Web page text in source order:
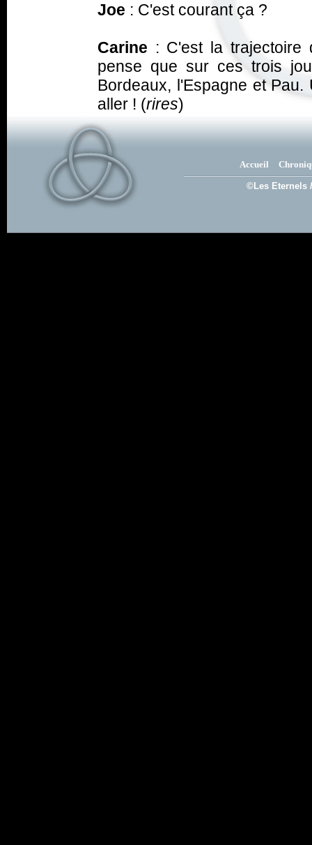
Joe : C'est courant ça ?
Carine : C'est la trajectoire
pense que sur ces trois
Bordeaux, l'Espagne et
aller ! (rires)
Accueil
©Les Eternels